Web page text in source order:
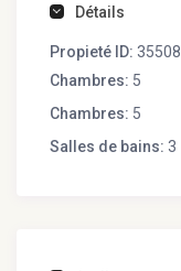
Détails
Propieté ID: 35508
Chambres: 5
Chambres: 5
Salles de bains: 3